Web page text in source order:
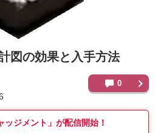
図の効果と入手方法
0
ジメント」が配信開始！